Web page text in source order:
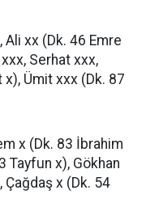
xx (Dk. 46 Emre
Serhat xxx,
Ümit xxx (Dk. 87
x (Dk. 83 İbrahim
Tayfun x), Gökhan
Çağdaş x (Dk. 54